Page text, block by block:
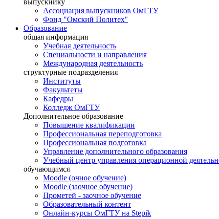
выпускнику
Ассоциация выпускников ОмГТУ
Фонд "Омский Политех"
Образование
общая информация
Учебная деятельность
Специальности и направления
Международная деятельность
структурные подразделения
Институты
Факультеты
Кафедры
Колледж ОмГТУ
Дополнительное образование
Повышение квалификации
Профессиональная переподготовка
Профессиональная подготовка
Управление дополнительного образования
Учебный центр управления операционной
обучающимся
Moodle (очное обучение)
Moodle (заочное обучение)
Прометей - заочное обучение
Образовательный контент
Онлайн-курсы ОмГТУ на Stepik